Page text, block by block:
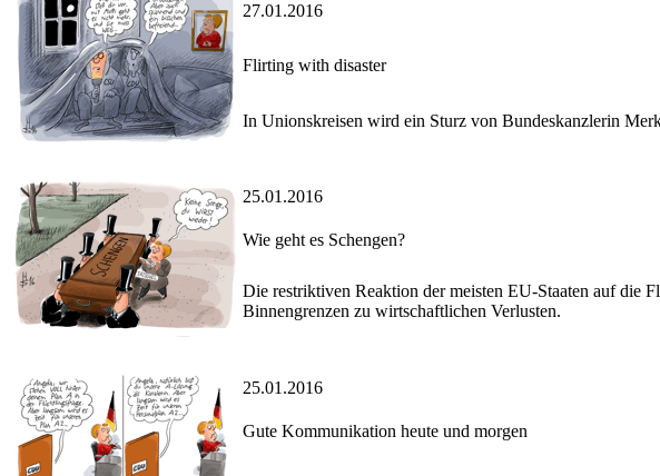
27.01.2016
Flirting with disaster
In Unionskreisen wird ein Sturz von Bundeskanzlerin
25.01.2016
Wie geht es Schengen?
Die restriktiven Reaktion der meisten EU-Staaten auf die
Binnengrenzen zu wirtschaftlichen Verlusten.
25.01.2016
Gute Kommunikation heute und morgen